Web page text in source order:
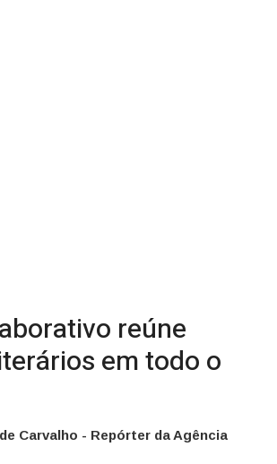
reúne
em todo o
Carvalho - Repórter da Agência